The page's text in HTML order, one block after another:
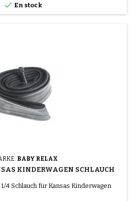
 En stock
BABY RELAX
KINDERWAGEN SCHLAUCH
1/4 Schlauch für Kansas Kinderwagen